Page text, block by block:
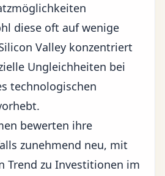
diese oft auf wenige
Valley konzentriert
Ungleichheiten bei
technologischen
bewerten ihre
zunehmend neu, mit
Trend zu Investitionen im